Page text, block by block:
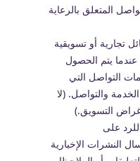
المتعلق بالرعاية
تجارية أو تسويقية
يتم الحصول
التواصل التي
والتواصل. (لا
التسويق.)
على
النشرات الإخبارية